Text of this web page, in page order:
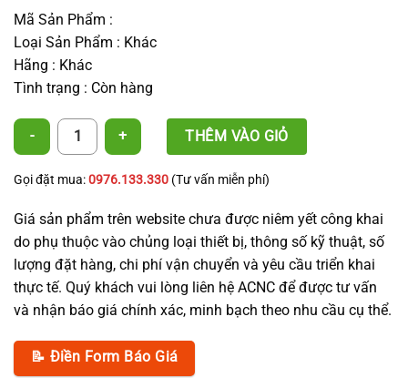
Mã Sản Phẩm :
Loại Sản Phẩm : Khác
Hãng : Khác
Tình trạng : Còn hàng
BÉC CHỐNG CÔN TRÙNG ĐIỀU CHỈNH LƯU LƯỢNG ACNC số lượng
THÊM VÀO GIỎ
Gọi đặt mua:0976.133.330 (Tư vấn miễn phí)
Giá sản phẩm trên website chưa được niêm yết công khai
do phụ thuộc vào chủng loại thiết bị, thông số kỹ thuật, số
lượng đặt hàng, chi phí vận chuyển và yêu cầu triển khai
thực tế. Quý khách vui lòng liên hệ ACNC để được tư vấn
và nhận báo giá chính xác, minh bạch theo nhu cầu cụ thể.
📝 Điền Form Báo Giá